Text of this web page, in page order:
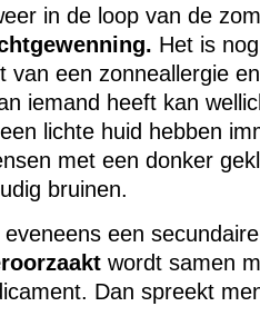
in de loop van de
Het is
van een zonneallergie
iemand heeft kan
lichte huid hebben
met een donker
bruinen.
een
wordt samen
Dan spreekt